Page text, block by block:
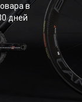
в
дней